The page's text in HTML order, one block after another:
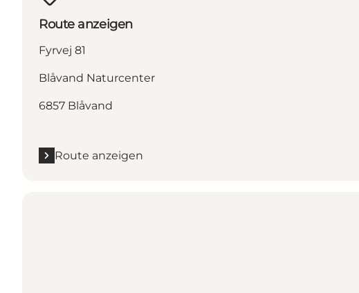
Route anzeigen
Fyrvej 81
Blåvand Naturcenter
6857 Blåvand
Route anzeigen